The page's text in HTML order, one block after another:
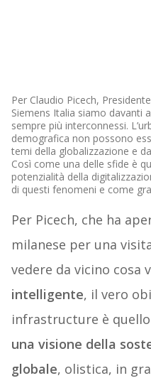
Per Claudio Picech,
Siemens Italia siamo davanti
sempre più interconnessi.
demografica non possono
temi della globalizzazione e
Così come una delle sfide è
potenzialità della
di questi fenomeni e come
Per Picech, che ha
milanese per una
vedere da vicino cosa
intelligente, il vero
infrastructure è
una visione della
globale, olistica, in